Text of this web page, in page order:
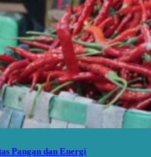
Pangan dan Energi